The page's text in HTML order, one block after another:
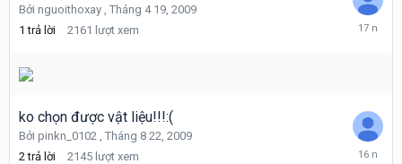
Bởi nguoithoxay , Tháng 4 19, 2009
1 trả lời 2161 lượt xem
Tháng
ko chọn được vật liệu!!!:(
Bởi pinkn_0102 , Tháng 8 22, 2009
2 trả lời 2145 lượt xem
Tháng